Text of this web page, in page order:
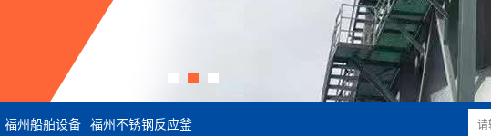
福州船舶设备 福州不锈钢反应釜